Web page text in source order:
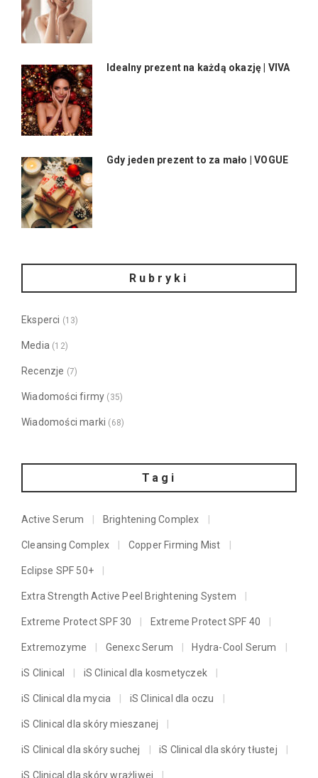
Idealny prezent na każdą okazję | VIVA
Gdy jeden prezent to za mało | VOGUE
Rubryki
Eksperci (13)
Media (12)
Recenzje (7)
Wiadomości firmy (35)
Wiadomości marki (68)
Tagi
Active Serum Brightening Complex
Cleansing Complex Copper Firming Mist
Eclipse SPF 50+
Extra Strength Active Peel Brightening System
Extreme Protect SPF 30 Extreme Protect SPF 40
Extremozyme Genexc Serum Hydra-Cool Serum
iS Clinical iS Clinical dla kosmetyczek
iS Clinical dla mycia iS Clinical dla oczu
iS Clinical dla skóry mieszanej
iS Clinical dla skóry suchej iS Clinical dla skóry tłustej
iS Clinical dla skóry wrażliwej